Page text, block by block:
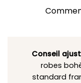
Conseil
robes
standard